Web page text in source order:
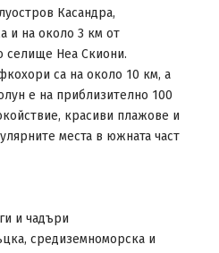
Касандра,
и на около 3 км от
селище Неа Скиони.
са на около 10 км, а
е на приблизително 100
красиви плажове и
места в южната част
и чадъри
средиземноморска и